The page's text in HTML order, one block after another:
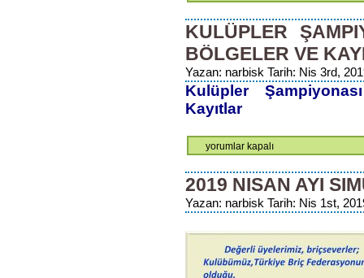
Ulusal
Egemenlik
ve
Bayramı
için
KULÜPLER
BÖLGELER VE
Yazan: narbisk Tarih: Nis 3rd,
Kulüpler
Kayıtlar
Kulüpler
Eleme
Yapılacak
Bölgeler
Kayıtlar
yorumlar kapalı
2019 NISAN AYI
Yazan: narbisk Tarih: Nis 1st,